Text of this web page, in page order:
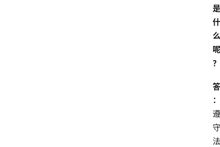
是
什
么
呢
？
答
：
遵
守
法